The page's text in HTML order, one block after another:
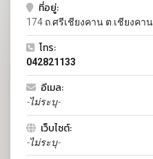
ที่อยู่:
174 ถ.ศรีเชียงคาน ต.เชียงคา
โทร:
042821133
อีเมล:
-ไม่ระบุ-
เว็บไซต์:
-ไม่ระบุ-